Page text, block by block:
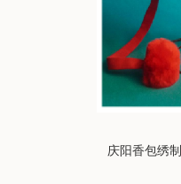
庆阳香包绣制